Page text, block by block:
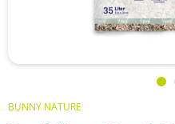
BUNNY NATURE